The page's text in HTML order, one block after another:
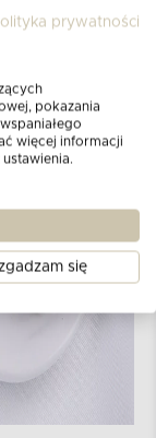
prywatności
pokazania
więcej informacji
się